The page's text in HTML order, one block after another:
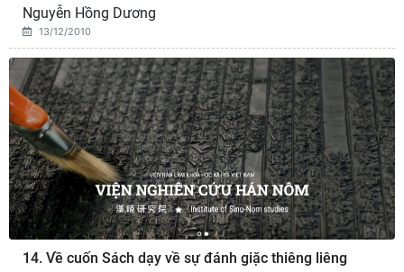
Nguyễn Hồng Dương
13/12/2010
14. Về cuốn Sách dạy về sự đánh giặc thiêng liêng